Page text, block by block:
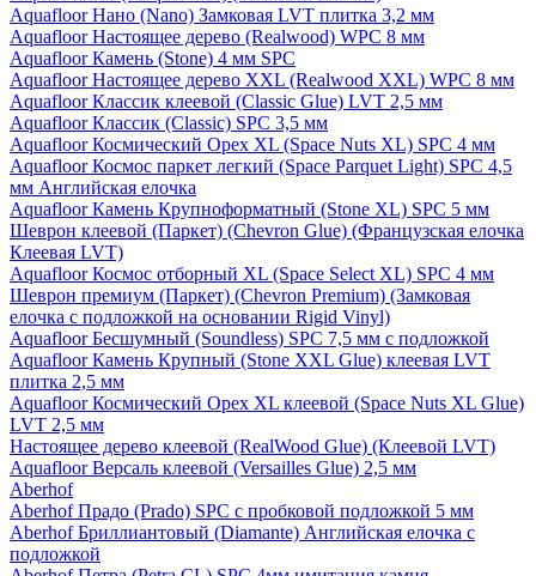
Aquafloor Нано (Nano) Замковая LVT плитка 3,2 мм
Aquafloor Настоящее дерево (Realwood) WPC 8 мм
Aquafloor Камень (Stone) 4 мм SPC
Aquafloor Настоящее дерево XXL (Realwood XXL) WPC 8 мм
Aquafloor Классик клеевой (Classic Glue) LVT 2,5 мм
Aquafloor Классик (Classic) SPC 3,5 мм
Aquafloor Космический Орех XL (Space Nuts XL) SPC 4 мм
Aquafloor Космос паркет легкий (Space Parquet Light) SPC 4,5
мм Английская елочка
Aquafloor Камень Крупноформатный (Stone XL) SPC 5 мм
Шеврон клеевой (Паркет) (Chevron Glue) (Французская елочка
Клеевая LVT)
Aquafloor Космос отборный XL (Space Select XL) SPC 4 мм
Шеврон премиум (Паркет) (Chevron Premium) (Замковая
елочка с подложкой на основании Rigid Vinyl)
Aquafloor Бесшумный (Soundless) SPC 7,5 мм с подложкой
Aquafloor Камень Крупный (Stone XXL Glue) клеевая LVT
плитка 2,5 мм
Aquafloor Космический Орех XL клеевой (Space Nuts XL Glue)
LVT 2,5 мм
Настоящее дерево клеевой (RealWood Glue) (Клеевой LVT)
Aquafloor Версаль клеевой (Versailles Glue) 2,5 мм
Aberhof
Aberhof Прадо (Prado) SPC с пробковой подложкой 5 мм
Aberhof Бриллиантовый (Diamante) Английская елочка с
подложкой